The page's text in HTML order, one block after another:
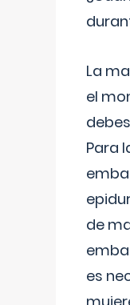
La
el
Para
de
es